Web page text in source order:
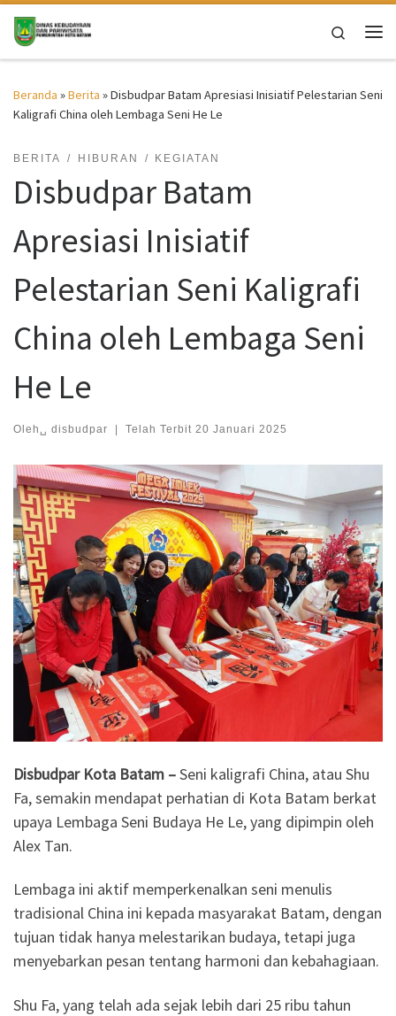
Skip to content
Search
Beranda »Berita »Disbudpar Batam Apresiasi Inisiatif Pelestarian Seni
Kaligrafi China oleh Lembaga Seni He Le
BERITA HIBURAN KEGIATAN
Disbudpar Batam
Apresiasi Inisiatif
Pelestarian Seni Kaligrafi
China oleh Lembaga Seni
He Le
Oleh␣ disbudpar | Telah Terbit 20 Januari 2025
Disbudpar Kota Batam –Seni kaligrafi China, atau Shu
Fa, semakin mendapat perhatian di Kota Batam berkat
upaya Lembaga Seni Budaya He Le, yang dipimpin oleh
Alex Tan.
Lembaga ini aktif memperkenalkan seni menulis
tradisional China ini kepada masyarakat Batam, dengan
tujuan tidak hanya melestarikan budaya, tetapi juga
menyebarkan pesan tentang harmoni dan kebahagiaan.
Shu Fa, yang telah ada sejak lebih dari 25 ribu tahun